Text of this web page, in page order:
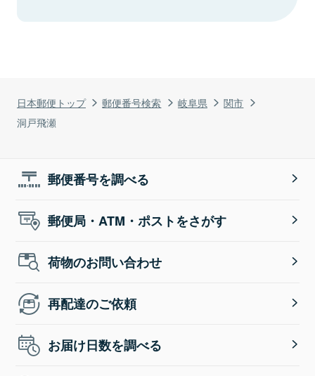
日本郵便トップ 郵便番号検索 岐阜県
関市
洞戸飛瀬
郵便番号を調べる
郵便局・ATM・ポストをさがす
荷物のお問い合わせ
再配達のご依頼
お届け日数を調べる